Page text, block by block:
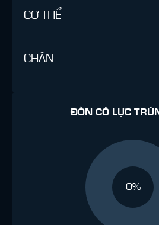
CƠ THỂ
CHÂN
ĐÒN CÓ LỰC
0%